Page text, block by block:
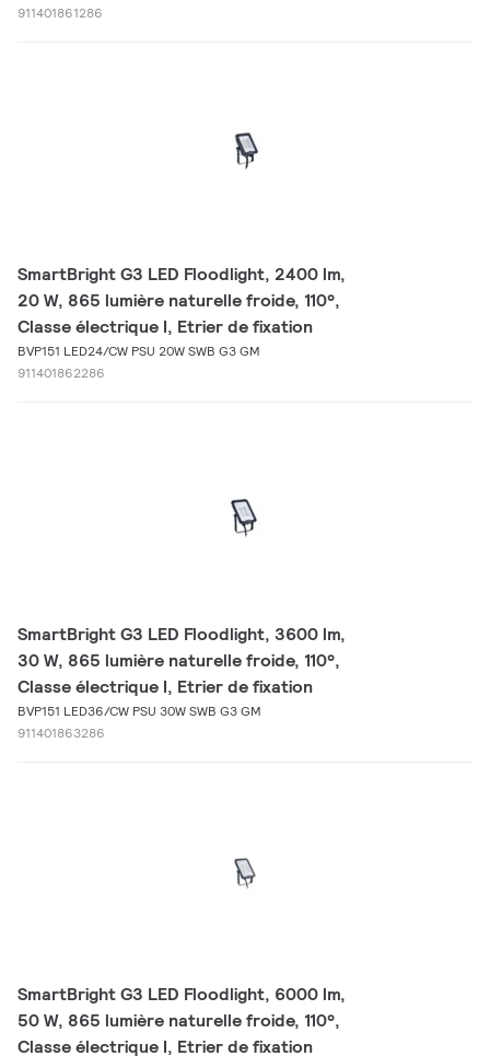
911401861286
SmartBright G3 LED Floodlight, 2400 lm,
20 W, 865 lumière naturelle froide, 110°,
Classe électrique I, Etrier de fixation
BVP151 LED24/CW PSU 20W SWB G3 GM
911401862286
SmartBright G3 LED Floodlight, 3600 lm,
30 W, 865 lumière naturelle froide, 110°,
Classe électrique I, Etrier de fixation
BVP151 LED36/CW PSU 30W SWB G3 GM
911401863286
SmartBright G3 LED Floodlight, 6000 lm,
50 W, 865 lumière naturelle froide, 110°,
Classe électrique I, Etrier de fixation